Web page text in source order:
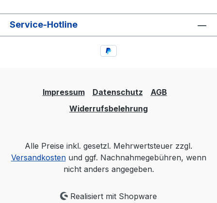
Service-Hotline
Impressum Datenschutz
AGB
Widerrufsbelehrung
Alle Preise inkl. gesetzl. Mehrwertsteuer zzgl.
Versandkostenund ggf. Nachnahmegebühren, wenn
nicht anders angegeben.
Realisiert mit Shopware